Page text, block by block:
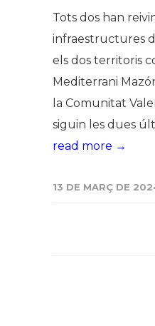
Tots dos han
infraestructures
els dos territoris
Mediterrani
la Comunitat
siguin les dues
read more →
13 DE MARÇ DE